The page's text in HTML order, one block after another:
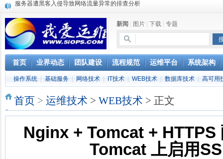
复杂网络架构导致的诡异网络问题排查分享
Percona Playback 0.3 development release
使用jmx client监控activemq
Hive查询OOM分析
浅解Facebook的服务器架构
一淘网后面的技术与架构
实现多个无线AP桥接，扩大家庭WIFI覆盖
Linux下系统或服务排障的最佳实践
服务器遭黑客入侵导致网络流量异常的排查分析
新闻 图片 下载 专题
首页 业界动态 团队建设 流程规范 运维平台 系统架构
操作系统 基础服务 网络技术 IT技术 WEB技术 数据库技术 高可用
首页 > 运维技术 > WEB技术 > 正文
Nginx + Tomcat + HTTPS
Tomcat 上启用